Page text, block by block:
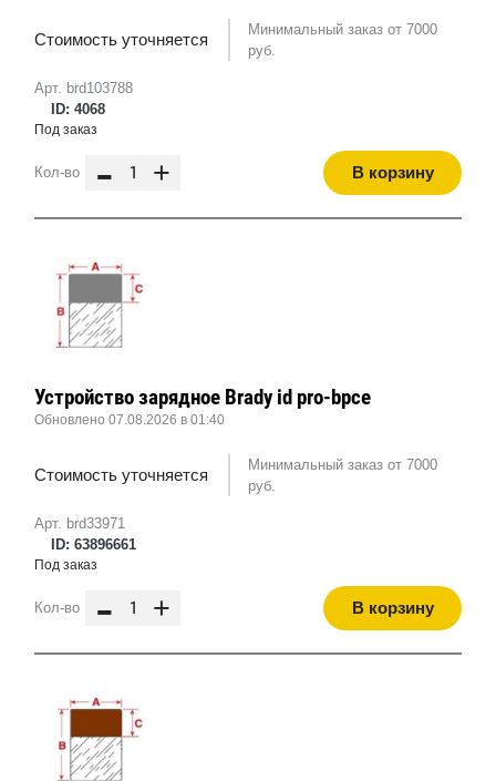
Арт. brd103788
ID: 4068
Стоимость уточняется
Минимальный заказ от 7000
руб.
Под заказ
Кол-во - + В корзину
Арт. brd33971
ID: 63896661
Устройство зарядное Brady id pro-bpce
Обновлено 07.08.2026 в 01:40
Стоимость уточняется
Минимальный заказ от 7000
руб.
Под заказ
Кол-во - + В корзину